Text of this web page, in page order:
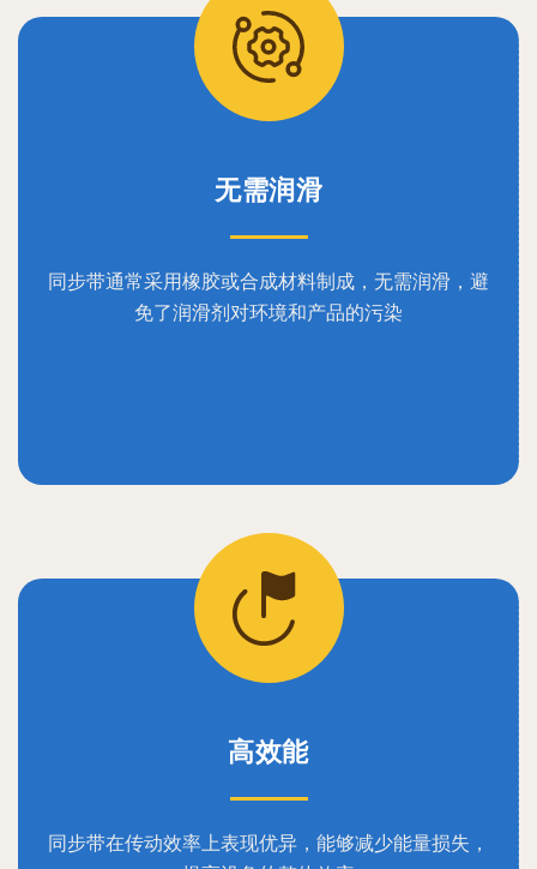
无需润滑
同步带通常采用橡胶或合成材料制成，无需润滑，避
免了润滑剂对环境和产品的污染
高效能
同步带在传动效率上表现优异，能够减少能量损失，